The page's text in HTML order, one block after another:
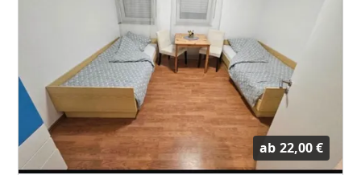
ab 22,00 €